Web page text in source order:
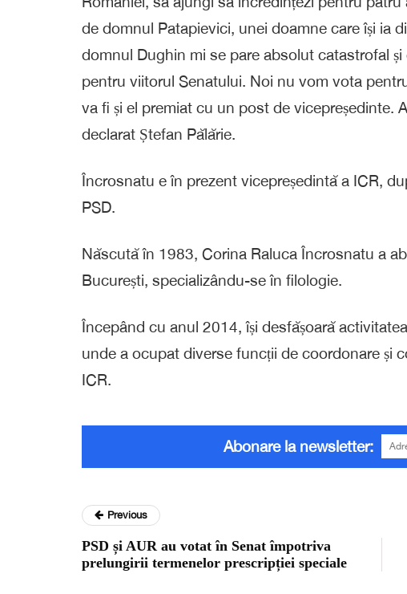
de domnul Patapievici, unei doamne care își ia
domnul Dughin mi se pare absolut catastrofal
pentru viitorul Senatului. Noi nu vom vota
va fi și el premiat cu un post de vicepreședinte.
declarat Ștefan Pălărie.
Încrosnatu e în prezent vicepreședintă a ICR,
PSD.
Născută în 1983, Corina Raluca Încrosnatu a
București, specializându-se în filologie.
Începând cu anul 2014, își desfășoară
unde a ocupat diverse funcții de coordonare și
ICR.
Abonare la newsletter:
Previous
PSD și AUR au votat în Senat împotriva
prelungirii termenelor prescripției speciale